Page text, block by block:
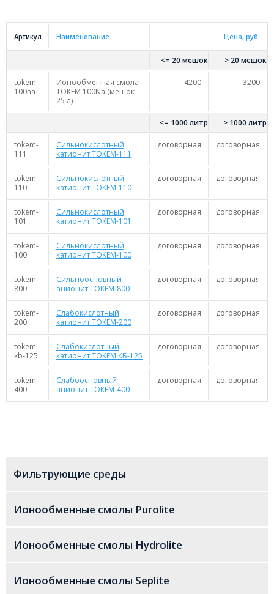
Артикул Наименование Цена, руб.
<= 20 мешок > 20 мешок
tokem-
100na
Ионообменная смола
ТОКЕМ 100Na (мешок
25 л)
4200 3200
<= 1000 литр > 1000 литр
tokem-
111
Сильнокислотный
катионит ТОКЕМ-111
договорная договорная
tokem-
110
Сильнокислотный
катионит ТОКЕМ-110
договорная договорная
tokem-
101
Сильнокислотный
катионит ТОКЕМ-101
договорная договорная
tokem-
100
Сильнокислотный
катионит ТОКЕМ-100
договорная договорная
tokem-
800
Сильноосновный
анионит ТОКЕМ-800
договорная договорная
tokem-
200
Слабокислотный
катионит ТОКЕМ-200
договорная договорная
tokem-
kb-125
Слабокислотный
катионит ТОКЕМ КБ-125
договорная договорная
tokem-
400
Слабоосновный
анионит ТОКЕМ-400
договорная договорная
Фильтрующие среды
Ионообменные смолы Purolite
Ионообменные смолы Hydrolite
Ионообменные смолы Seplite